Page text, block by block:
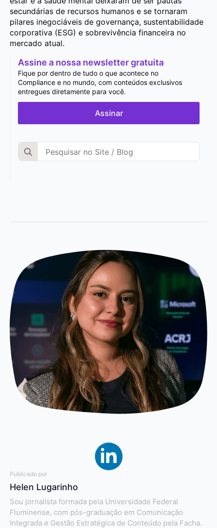
secundárias de recursos humanos e se tornaram
pilares inegociáveis de governança, sustentabilidade
corporativa (ESG) e sobrevivência financeira no
mercado atual.
Assine a nossa newsletter gratuita
Fique por dentro de tudo o que acontece no
Compliance e no mundo, com conteúdos exclusivos
entregues diretamente para você.
Assinar
Search
for:
Publicado por
Helen Lugarinho
Sou jornalista formada pela Universidade Federal
Fluminense, com pós-graduação em Comunicação
Integrada e Gestão Estratégica de Conteúdo pela Facha.